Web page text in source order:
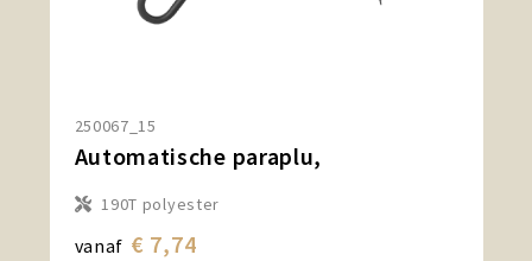
250067_15
Automatische paraplu,
190T polyester
vanaf € 7,74